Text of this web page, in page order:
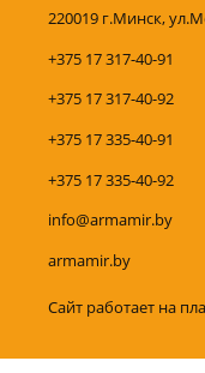
220019 г.Минск,
+375 17 317-40-91
+375 17 317-40-92
+375 17 335-40-91
+375 17 335-40-92
info@armamir.by
armamir.by
Сайт работает на